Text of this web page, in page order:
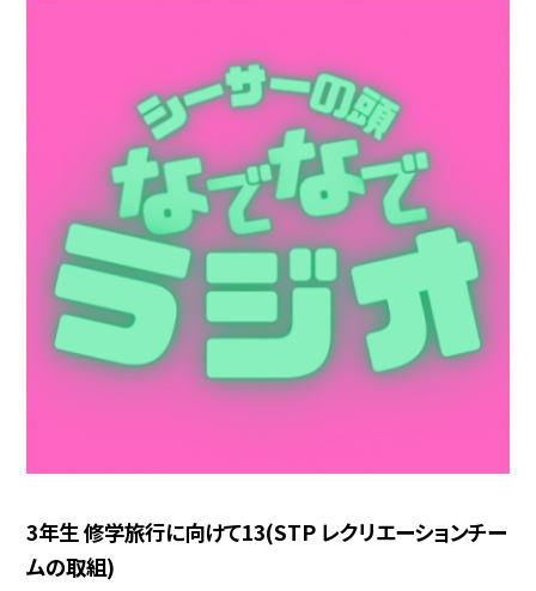
3年生 修学旅行に向けて13(STP レクリエーションチー
ムの取組)